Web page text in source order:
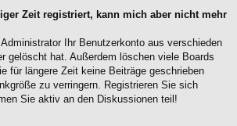
Zeit registriert, kann mich aber nicht mehr
Ihr Benutzerkonto aus verschieden
gelöscht hat. Außerdem löschen viele Boards
für längere Zeit keine Beiträge geschrieben
zu verringern. Registrieren Sie sich
Sie aktiv an den Diskussionen teil!